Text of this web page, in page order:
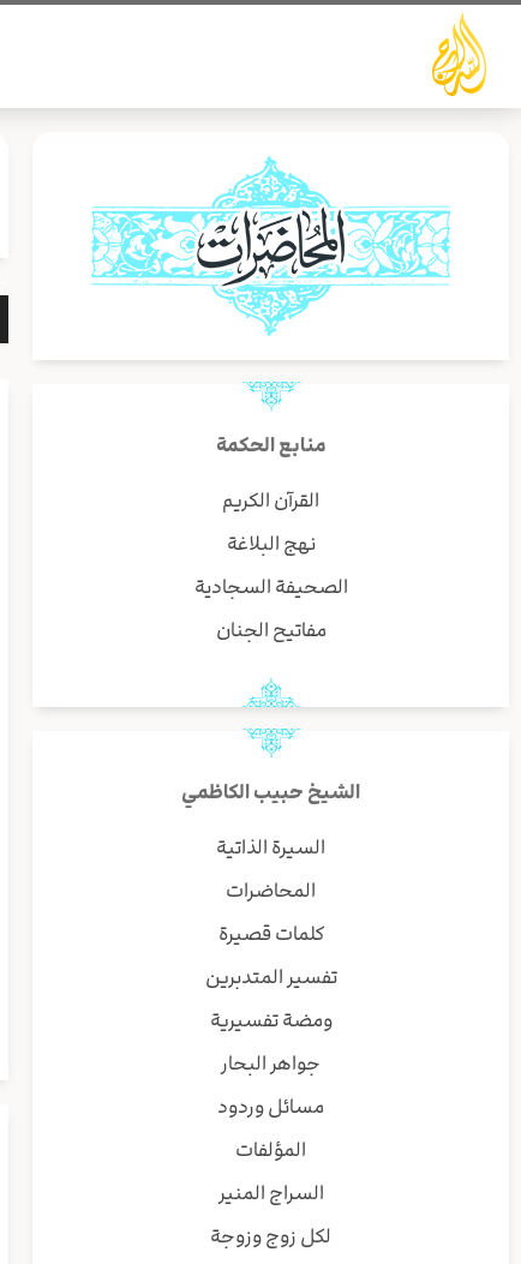
تخطي
المحتوى
منابع الحكمة
القرآن الكريم
نهج البلاغة
الصحيفة السجادية
مفاتيح الجنان
الشيخ حبيب الكاظمي
السيرة الذاتية
المحاضرات
كلمات قصيرة
تفسير المتدبرين
ومضة تفسيرية
جواهر البحار
مسائل وردود
المؤلفات
السراج المنير
لكل زوج وزوجة